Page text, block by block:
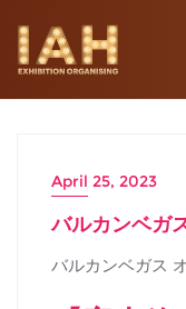
April 25, 2023
バルカンベガ
バルカンベガス